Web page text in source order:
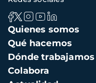
Navegación
principal
Quienes somos
Qué hacemos
Dónde trabajamos
Colabora